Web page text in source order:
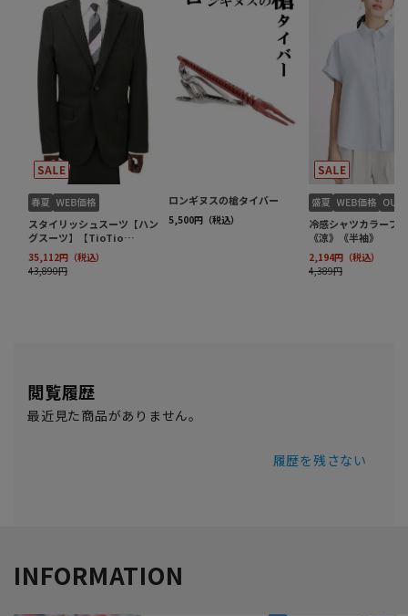
閲覧履歴
最近見た商品がありません。
履歴を残さない
INFORMATION